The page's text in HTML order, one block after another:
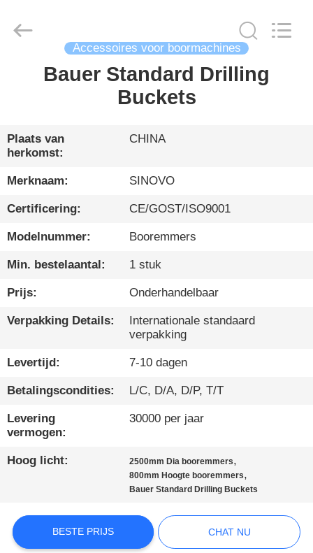
HUIS
VR-
SHOW
ONGEVEER
FABRIEKSREIS
KWALITEITSCONTROLE
CONTACTEER
CHAT
COMPANY
NEWS
Heavy
Industry
Accessoires voor boormachines
Bauer Standard Drilling
Buckets
Plaats van
herkomst:
CHINA
Merknaam: SINOVO
Certificering: CE/GOST/ISO9001
Modelnummer: Booremmers
Min. bestelaantal: 1 stuk
Prijs: Onderhandelbaar
Verpakking Details:
Internationale standaard
verpakking
Levertijd: 7-10 dagen
Betalingscondities: L/C, D/A, D/P, T/T
Levering
vermogen:
30000 per jaar
Hoog licht: 2500mm Dia booremmers,
800mm Hoogte booremmers,
Bauer Standard Drilling Buckets
BESTE PRIJS CHAT NU